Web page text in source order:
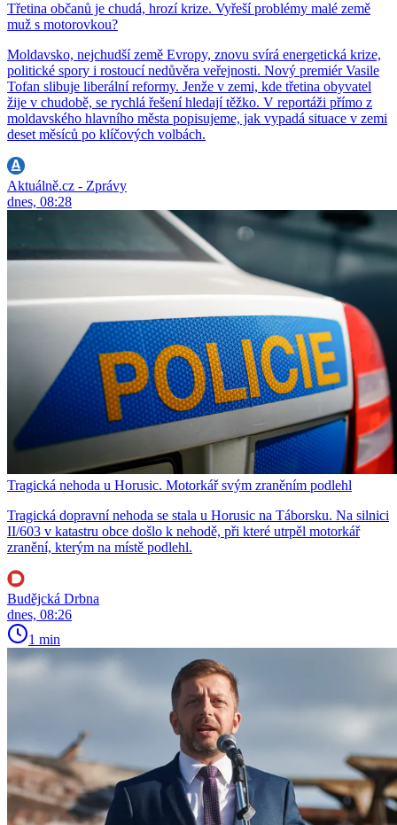
Třetina občanů je chudá, hrozí krize. Vyřeší problémy malé země
muž s motorovkou?
Moldavsko, nejchudší země Evropy, znovu svírá energetická krize,
politické spory i rostoucí nedůvěra veřejnosti. Nový premiér Vasile
Tofan slibuje liberální reformy. Jenže v zemi, kde třetina obyvatel
žije v chudobě, se rychlá řešení hledají těžko. V reportáži přímo z
moldavského hlavního města popisujeme, jak vypadá situace v zemi
deset měsíců po klíčových volbách.
Aktuálně.cz - Zprávy
dnes, 08:28
Tragická nehoda u Horusic. Motorkář svým zraněním podlehl
Tragická dopravní nehoda se stala u Horusic na Táborsku. Na silnici
II/603 v katastru obce došlo k nehodě, při které utrpěl motorkář
zranění, kterým na místě podlehl.
Budějcká Drbna
dnes, 08:26
1 min